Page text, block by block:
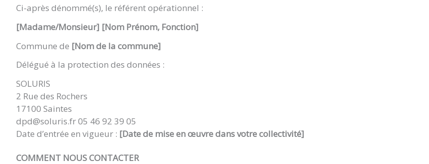
Ci-après dénommé(s), le référent opérationnel :
[Madame/Monsieur] [Nom Prénom, Fonction]
Commune de [Nom de la commune]
Délégué à la protection des données :
SOLURIS
2 Rue des Rochers
17100 Saintes
dpd@soluris.fr 05 46 92 39 05
Date d’entrée en vigueur : [Date de mise en œuvre dans votre collectivité]
COMMENT NOUS CONTACTER